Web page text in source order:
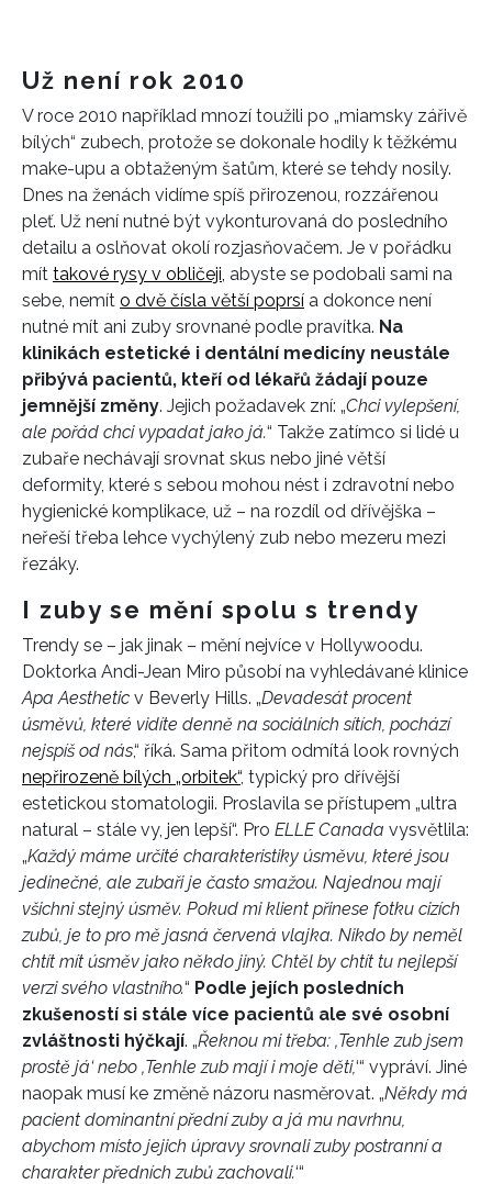
Už není rok 2010
V roce 2010 například mnozí toužili po „miamsky zářivě
bílých“ zubech, protože se dokonale hodily k těžkému
make-upu a obtaženým šatům, které se tehdy nosily.
Dnes na ženách vidíme spíš přirozenou, rozzářenou
pleť. Už není nutné být vykonturovaná do posledního
detailu a oslňovat okolí rozjasňovačem. Je v pořádku
mít takové rysy v obličeji, abyste se podobali sami na
sebe, nemít o dvě čísla větší poprsí a dokonce není
nutné mít ani zuby srovnané podle pravítka. Na
klinikách estetické i dentální medicíny neustále
přibývá pacientů, kteří od lékařů žádají pouze
jemnější změny. Jejich požadavek zní: „Chci vylepšení,
ale pořád chci vypadat jako já.“ Takže zatímco si lidé u
zubaře nechávají srovnat skus nebo jiné větší
deformity, které s sebou mohou nést i zdravotní nebo
hygienické komplikace, už – na rozdíl od dřívějška –
neřeší třeba lehce vychýlený zub nebo mezeru mezi
řezáky.
I zuby se mění spolu s trendy
Trendy se – jak jinak – mění nejvíce v Hollywoodu.
Doktorka Andi-Jean Miro působí na vyhledávané klinice
Apa Aesthetic v Beverly Hills. „Devadesát procent
úsměvů, které vidíte denně na sociálních sítích, pochází
nejspíš od nás,“ říká. Sama přitom odmítá look rovných
nepřirozeně bílých „orbitek“, typický pro dřívější
estetickou stomatologii. Proslavila se přístupem „ultra
natural – stále vy, jen lepší“. Pro ELLE Canada vysvětlila:
„Každý máme určité charakteristiky úsměvu, které jsou
jedinečné, ale zubaři je často smažou. Najednou mají
všichni stejný úsměv. Pokud mi klient přinese fotku cizích
zubů, je to pro mě jasná červená vlajka. Nikdo by neměl
chtít mít úsměv jako někdo jiný. Chtěl by chtít tu nejlepší
verzi svého vlastního.“ Podle jejích posledních
zkušeností si stále více pacientů ale své osobní
zvláštnosti hýčkají. „Řeknou mi třeba: ‚Tenhle zub jsem
prostě já‘ nebo ‚Tenhle zub mají i moje děti,‘“ vypráví. Jiné
naopak musí ke změně názoru nasměrovat. „Někdy má
pacient dominantní přední zuby a já mu navrhnu,
abychom místo jejich úpravy srovnali zuby postranní a
charakter předních zubů zachovali.‘“